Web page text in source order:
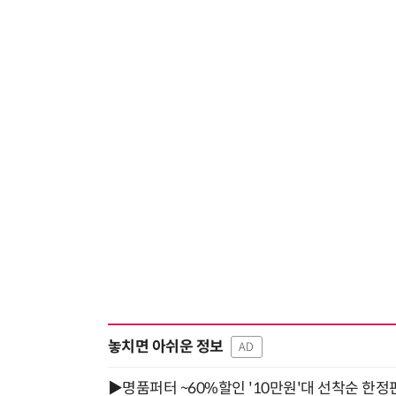
놓치면 아쉬운 정보 AD
▶명품퍼터 ~60%할인 '10만원'대 선착순 한정